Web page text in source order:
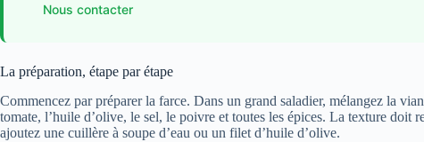
Nous contacter
La préparation, étape par étape
Commencez par préparer la farce. Dans un grand saladier, mélangez la
tomate, l’huile d’olive, le sel, le poivre et toutes les épices. La texture doit
ajoutez une cuillère à soupe d’eau ou un filet d’huile d’olive.